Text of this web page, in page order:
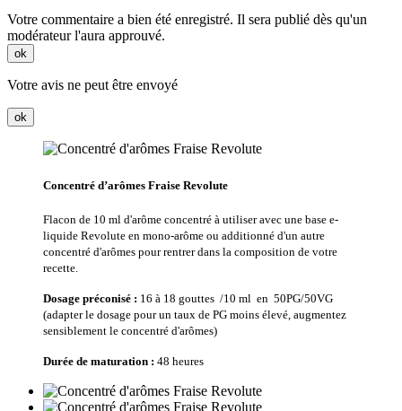
Votre commentaire a bien été enregistré. Il sera publié dès qu'un
modérateur l'aura approuvé.
ok
Votre avis ne peut être envoyé
ok
Concentré d’arômes Fraise Revolute
Flacon de 10 ml d'arôme concentré à utiliser avec une base e-
liquide Revolute en mono-arôme ou additionné d'un autre
concentré d'arômes pour rentrer dans la composition de votre
recette.
Dosage préconisé : 16 à 18 gouttes /10 ml en 50PG/50VG
(adapter le dosage pour un taux de PG moins élevé, augmentez
sensiblement le concentré d'arômes)
Durée de maturation : 48 heures